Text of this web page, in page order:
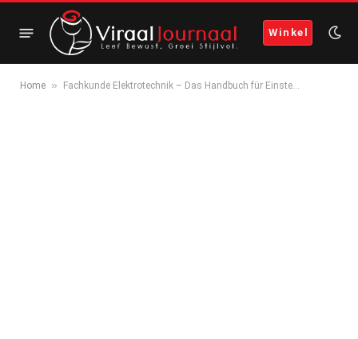
Winkel
Home » Fachkunde Elektrotechnik – Das Handbuch für Einste…